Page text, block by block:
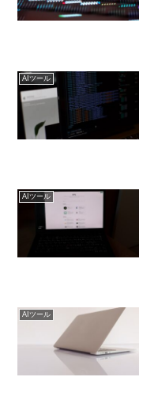
AIツール
AIツール
AIツール